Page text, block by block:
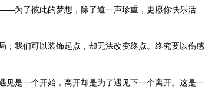
为了彼此的梦想，除了道一声珍重，更愿你快乐活
；我们可以装饰起点，却无法改变终点。终究要以伤感
见是一个开始，离开却是为了遇见下一个离开。这是一